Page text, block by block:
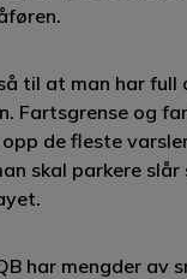
til at man har full
Fartsgrense og
de fleste
skal parkere slår
har mengder av